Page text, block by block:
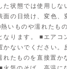
た状態では使用しな
面の日焼け、変色、
いものや濡れたも
なります。 ■エアコ
ないでください。
たものを直接置か